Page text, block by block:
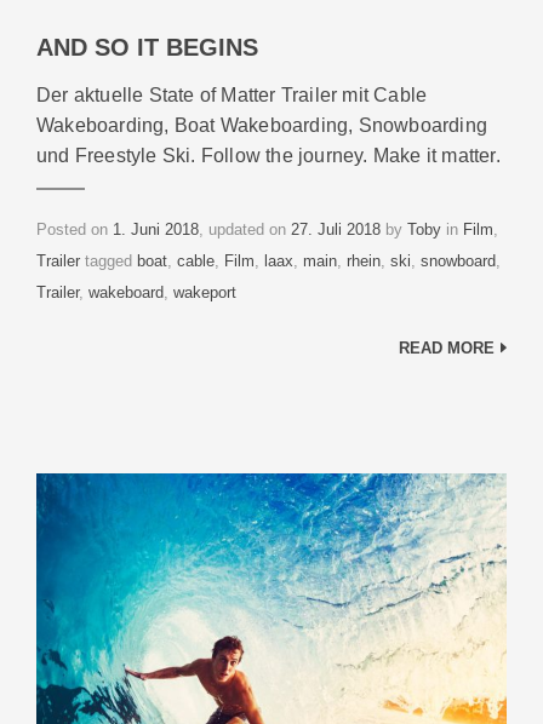
AND SO IT BEGINS
Der aktuelle State of Matter Trailer mit Cable
Wakeboarding, Boat Wakeboarding, Snowboarding
und Freestyle Ski. Follow the journey. Make it matter.
Posted on 1. Juni 2018, updated on 27. Juli 2018 by Toby in Categories
Film,
Trailer tagged Tags
boat, cable, Film, laax, main, rhein, ski, snowboard,
Trailer, wakeboard, wakeport
READ MORE